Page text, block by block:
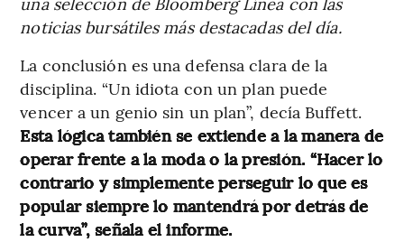
noticias bursátiles más destacadas del día.
La conclusión es una defensa clara de la
disciplina. “Un idiota con un plan puede
vencer a un genio sin un plan”, decía Buffett.
Esta lógica también se extiende a la manera de
operar frente a la moda o la presión. “Hacer lo
contrario y simplemente perseguir lo que es
popular siempre lo mantendrá por detrás de
la curva”, señala el informe.